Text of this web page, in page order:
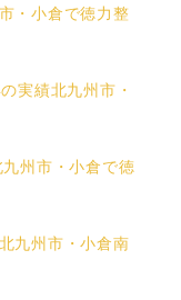
・小倉で徳力整
実績北九州市・
州市・小倉で徳
九州市・小倉南